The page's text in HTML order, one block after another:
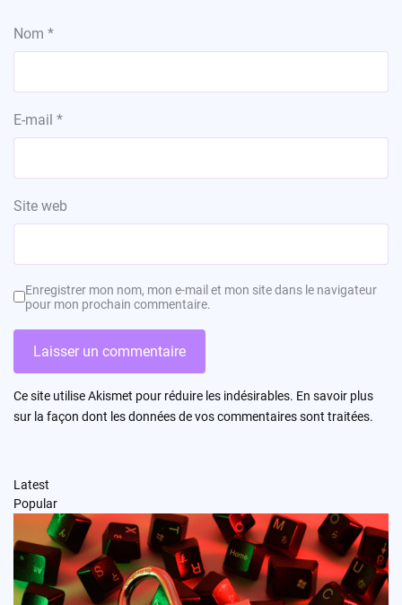
Nom *
E-mail *
Site web
Enregistrer mon nom, mon e-mail et mon site dans le navigateur
pour mon prochain commentaire.
Ce site utilise Akismet pour réduire les indésirables. En savoir plus
sur la façon dont les données de vos commentaires sont traitées.
Latest
Popular